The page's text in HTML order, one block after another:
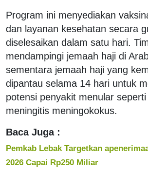
Program ini menyediakan
dan layanan kesehatan secara
diselesaikan dalam satu hari.
mendampingi jemaah haji di
sementara jemaah haji yang
dipantau selama 14 hari untuk
potensi penyakit menular
meningitis meningokokus.
Baca Juga :
Pemkab Lebak Targetkan
2026 Capai Rp250 Miliar